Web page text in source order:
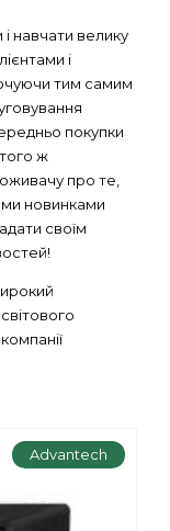
навчати велику
і
тим самим
покупки
ж
про те,
новинками
своїм
Advantech